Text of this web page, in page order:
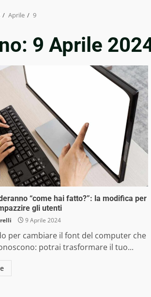
Aprile 9
9 Aprile
“come hai fatto?”: la modifica per
gli utenti
9 Aprile 2024
per cambiare il font del computer che
potrai trasformare il tuo...